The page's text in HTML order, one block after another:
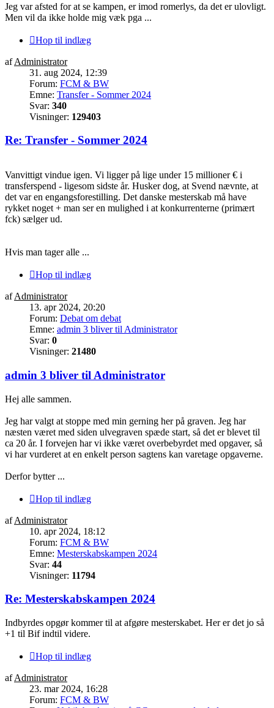
Jeg var afsted for at se kampen, er imod romerlys, da det er ulovligt.
Men vil da ikke holde mig væk pga ...
Hop til indlæg
afAdministrator
31. aug 2024, 12:39
Forum: FCM & BW
Emne: Transfer - Sommer 2024
Svar: 340
Visninger: 129403
Re: Transfer - Sommer 2024
Vanvittigt vindue igen. Vi ligger på lige under 15 millioner € i
transferspend - ligesom sidste år. Husker dog, at Svend nævnte, at
det var en engangsforestilling. Det danske mesterskab må have
rykket noget + man ser en mulighed i at konkurrenterne (primært
fck) sælger ud.
Hvis man tager alle ...
Hop til indlæg
afAdministrator
13. apr 2024, 20:20
Forum: Debat om debat
Emne: admin 3 bliver til Administrator
Svar: 0
Visninger: 21480
admin 3 bliver til Administrator
Hej alle sammen.
Jeg har valgt at stoppe med min gerning her på graven. Jeg har
næsten været med siden ulvegraven spæde start, så det er blevet til
ca 20 år. I forvejen har vi ikke været overbebyrdet med opgaver, så
vi har vurderet at en enkelt person sagtens kan varetage opgaverne.
Derfor bytter ...
Hop til indlæg
afAdministrator
10. apr 2024, 18:12
Forum: FCM & BW
Emne: Mesterskabskampen 2024
Svar: 44
Visninger: 11794
Re: Mesterskabskampen 2024
Indbyrdes opgør kommer til at afgøre mesterskabet. Her er det jo så
+1 til Bif indtil videre.
Hop til indlæg
afAdministrator
23. mar 2024, 16:28
Forum: FCM & BW